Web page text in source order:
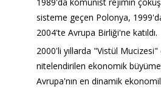
1989'da komünist rejimin
sisteme geçen Polonya,
2004'te Avrupa Birliği'ne katıldı.
2000'li yıllarda "Vistül Mucizesi"
nitelendirilen ekonomik
Avrupa'nın en dinamik